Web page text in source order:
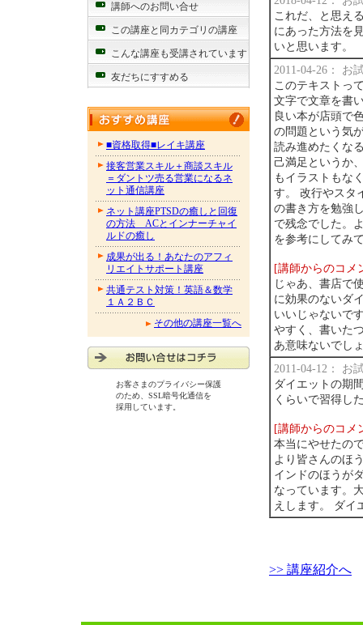
講師へのお問い合せ
この講座と同カテゴリの講座
こんな講座も受講されています
友だちにすすめる
■資格取得■レイキ講座
接客営業スキル＋商談スキル
＝ダントツ売る営業になるネ
ット通信講座
ネット講座PTSDの癒しと回復
の方法 ACとインナーチャイ
ルドの癒し
成果が出る！あなたのアフィ
リエイトサポート講座
共通テスト対策！英語＆数学
１Ａ２ＢＣ
その他の講座一覧へ
お客さまのプライバシー保護
のため、SSL暗号化通信を
採用しています。
これだ、と思え
にあった方法を
いと思います。
2011-04-26： お
このテキストっ
文字で文章を書
良い本が店頭で
の問題という気
読み進めたくな
己満足というか
もイラストもな
す。 改行やスタ
の書き方を勉強
で残念でした。
を参考にしてみ
[講師からのコメ
じゃあ、書店で
に効果のないダ
いいじゃないで
やすく、書いた
あ意味ないでし
2011-04-12： お
ダイエットの期
くらいで習得し
[講師からのコメ
本当にやせたの
より皆さんのほ
インドのほうが
なっています。
えします。 ダイ
>> 講座紹介へ